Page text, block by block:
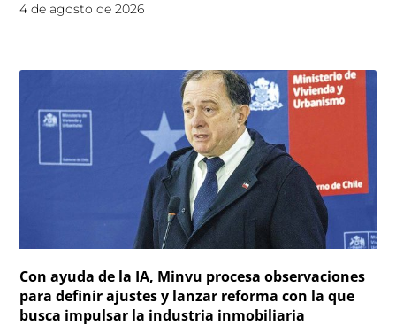
4 de agosto de 2026
Con ayuda de la IA, Minvu procesa observaciones
para definir ajustes y lanzar reforma con la que
busca impulsar la industria inmobiliaria